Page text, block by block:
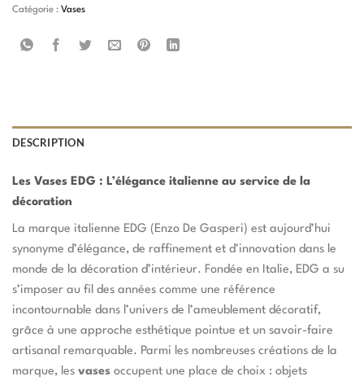
Catégorie : Vases
DESCRIPTION
Les Vases EDG : L’élégance italienne au service de la
décoration
La marque italienne EDG (Enzo De Gasperi) est aujourd’hui
synonyme d’élégance, de raffinement et d’innovation dans le
monde de la décoration d’intérieur. Fondée en Italie, EDG a su
s’imposer au fil des années comme une référence
incontournable dans l’univers de l’ameublement décoratif,
grâce à une approche esthétique pointue et un savoir-faire
artisanal remarquable. Parmi les nombreuses créations de la
marque, les vases occupent une place de choix : objets